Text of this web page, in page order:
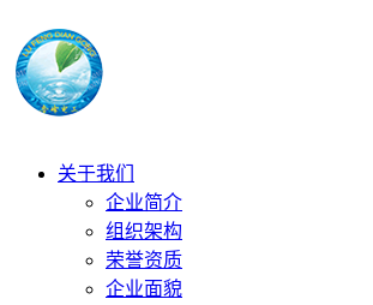
关于我们
企业简介
组织架构
荣誉资质
企业面貌